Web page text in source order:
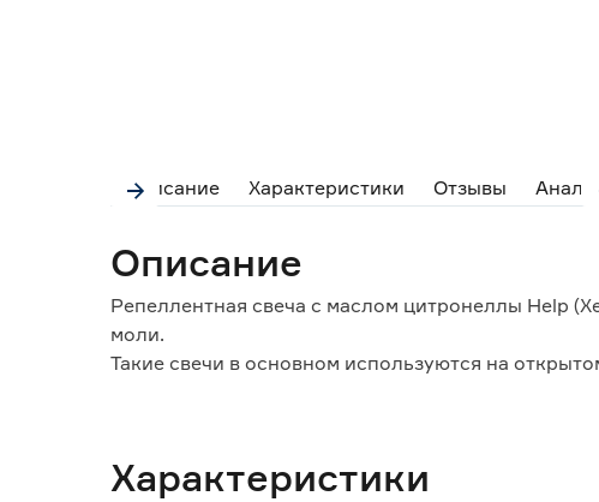
Описание Характеристики Отзывы
Описание
Репеллентная свеча с маслом цитронеллы Help
моли.
Такие свечи в основном используются на
Зона воздействия действующего вещества: 2
Характеристики